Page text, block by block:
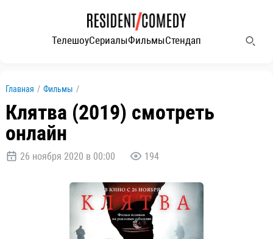
ТелешоуСериалыФильмыСтендап
Главная / Фильмы /
Клятва (2019) смотреть
онлайн
26 ноября 2020 в 00:00 194